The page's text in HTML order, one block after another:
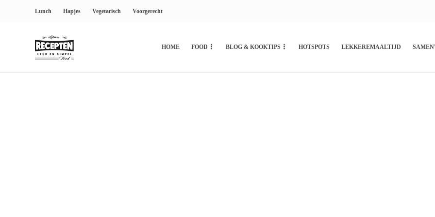
Lunch Hapjes Vegetarisch Voorgerecht
HOME FOOD BLOG & KOOKTIPS HOTSPOTS LEKKEREMAALTIJD